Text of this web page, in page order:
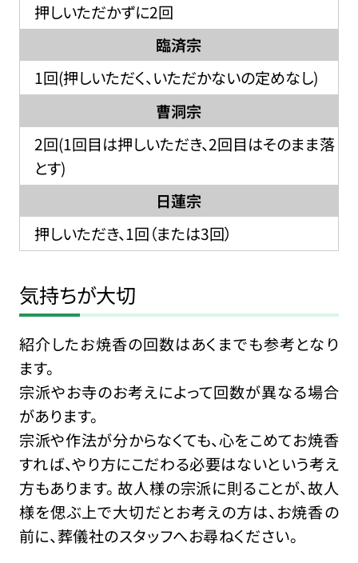
押しいただかずに2回
臨済宗
1回(押しいただく、いただかないの定めなし)
曹洞宗
2回(1回目は押しいただき、2回目はそのまま落
とす)
日蓮宗
押しいただき、1回（または3回）
気持ちが大切
紹介したお焼香の回数はあくまでも参考となり
ます。
宗派やお寺のお考えによって回数が異なる場合
があります。
宗派や作法が分からなくても、心をこめてお焼香
すれば、やり方にこだわる必要はないという考え
方もあります。 故人様の宗派に則ることが、故人
様を偲ぶ上で大切だとお考えの方は、お焼香の
前に、葬儀社のスタッフへお尋ねください。